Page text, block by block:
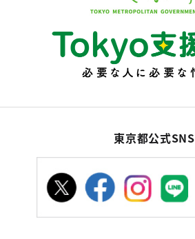
東京都公式SNS